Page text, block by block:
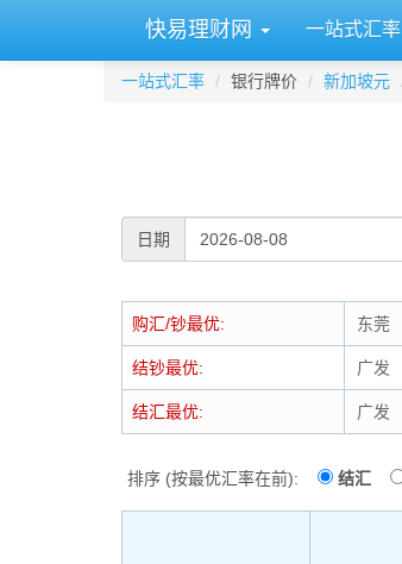
快易理财网 一站式汇率
一站式汇率 银行牌价 新加坡元
日期
购汇/钞最优: 东莞
结钞最优: 广发
结汇最优: 广发
排序 (按最优汇率在前): 结汇